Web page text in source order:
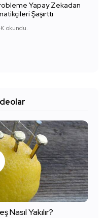
Yapay Zekadan
Şaşırttı
okundu.
Yakılır?